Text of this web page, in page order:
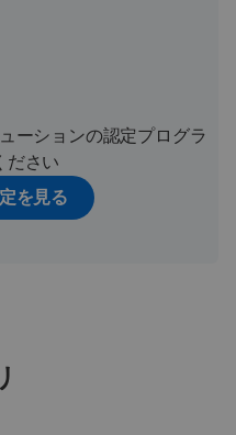
ーションの認定プログラ
ださい
を見る